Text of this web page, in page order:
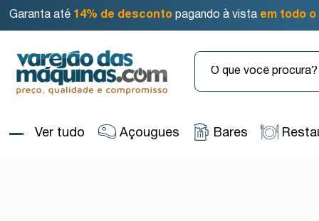
Garanta até 14% de desconto pagando à vista em todo
Ver tudo Açougues Bares